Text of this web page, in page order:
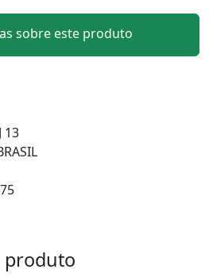
sobre este produto
13
produto